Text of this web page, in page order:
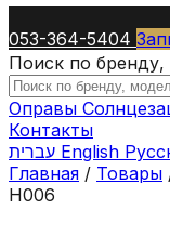
053-364-5404
Поиск по
Оправы
Контакты
English
Главная / Товары
H006